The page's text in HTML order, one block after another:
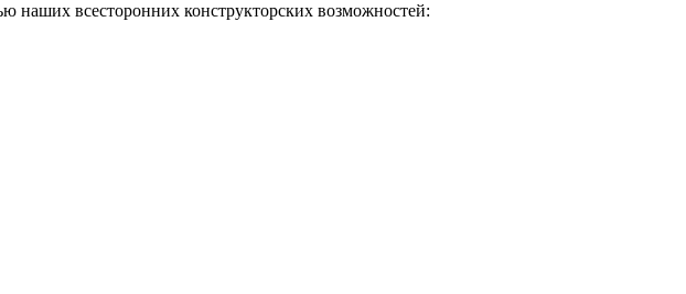
наших всесторонних конструкторских возможностей: